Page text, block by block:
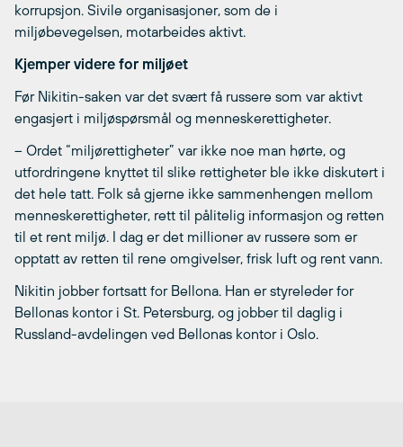
korrupsjon. Sivile organisasjoner, som de i
miljøbevegelsen, motarbeides aktivt.
Kjemper videre for miljøet
Før Nikitin-saken var det svært få russere som var aktivt
engasjert i miljøspørsmål og menneskerettigheter.
– Ordet “miljørettigheter” var ikke noe man hørte, og
utfordringene knyttet til slike rettigheter ble ikke diskutert i
det hele tatt. Folk så gjerne ikke sammenhengen mellom
menneskerettigheter, rett til pålitelig informasjon og retten
til et rent miljø. I dag er det millioner av russere som er
opptatt av retten til rene omgivelser, frisk luft og rent vann.
Nikitin jobber fortsatt for Bellona. Han er styreleder for
Bellonas kontor i St. Petersburg, og jobber til daglig i
Russland-avdelingen ved Bellonas kontor i Oslo.